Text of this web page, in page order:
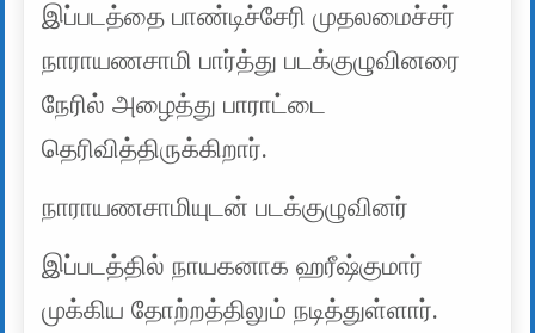
இப்படத்தை பாண்டிச்சேரி முதலமைச்சர்
நாராயணசாமி பார்த்து படக்குழுவினரை
நேரில் அழைத்து பாராட்டை
தெரிவித்திருக்கிறார்.
நாராயணசாமியுடன் படக்குழுவினர்
இப்படத்தில் நாயகனாக ஹரீஷ்குமார்
முக்கிய தோற்றத்திலும் நடித்துள்ளார்.